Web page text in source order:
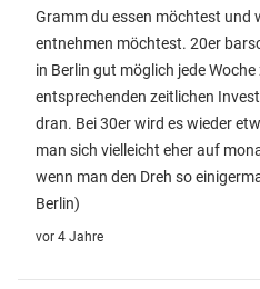
Gramm du essen möchtest und
entnehmen möchtest. 20er
in Berlin gut möglich jede
entsprechenden zeitlichen
dran. Bei 30er wird es wieder
man sich vielleicht eher auf
wenn man den Dreh so
Berlin)
vor 4 Jahre